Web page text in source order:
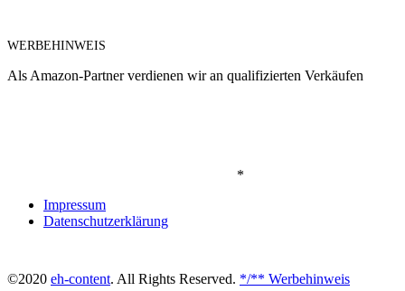
WERBEHINWEIS
Als Amazon-Partner verdienen wir an qualifizierten Verkäufen
*
Impressum
Datenschutzerklärung
©2020 eh-content. All Rights Reserved. */** Werbehinweis